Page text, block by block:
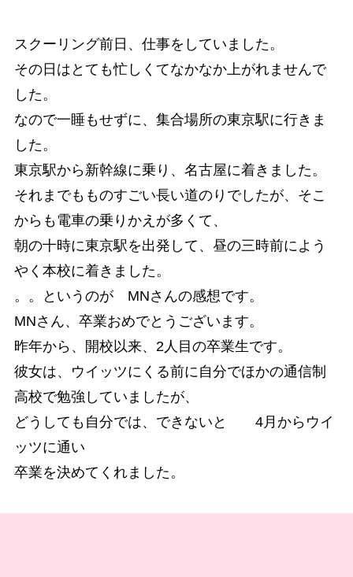
スクーリング前日、仕事をしていました。
その日はとても忙しくてなかなか上がれませんで
した。
なので一睡もせずに、集合場所の東京駅に行きま
した。
東京駅から新幹線に乗り、名古屋に着きました。
それまでもものすごい長い道のりでしたが、そこ
からも電車の乗りかえが多くて、
朝の十時に東京駅を出発して、昼の三時前によう
やく本校に着きました。
。。というのが MNさんの感想です。
MNさん、卒業おめでとうございます。
昨年から、開校以来、2人目の卒業生です。
彼女は、ウイッツにくる前に自分でほかの通信制
高校で勉強していましたが、
どうしても自分では、できないと 4月からウイ
ッツに通い
卒業を決めてくれました。